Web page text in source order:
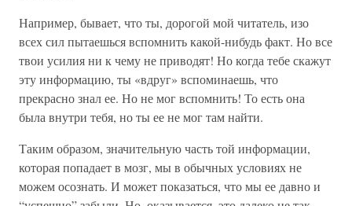
Например, бывает, что ты, дорогой мой читатель, изо
всех сил пытаешься вспомнить какой-нибудь факт. Но все
твои усилия ни к чему не приводят! Но когда тебе скажут
эту информацию, ты «вдруг» вспоминаешь, что
прекрасно знал ее. Но не мог вспомнить! То есть она
была внутри тебя, но ты ее не мог там найти.
Таким образом, значительную часть той информации,
которая попадает в мозг, мы в обычных условиях не
можем осознать. И может показаться, что мы ее давно и